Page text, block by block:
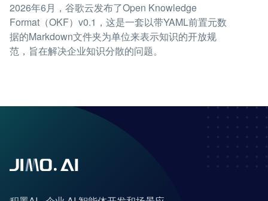
2026年6月，谷歌云发布了Open Knowledge
Format（OKF）v0.1，这是一套以带YAML前置元数
据的Markdown文件夹为单位来表示知识的开放规
范，旨在解决企业知识分散的问题。